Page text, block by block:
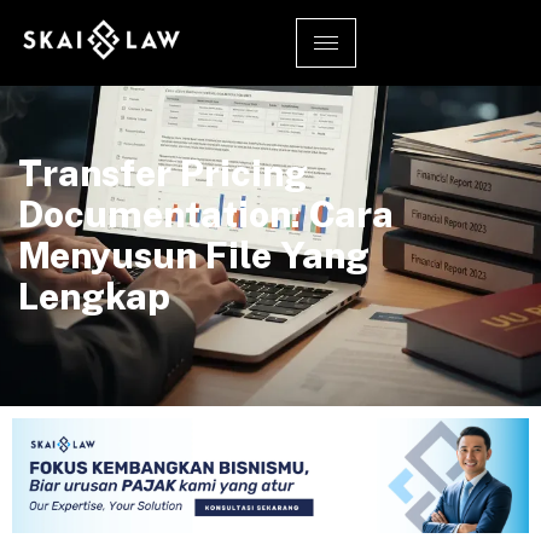
Transfer Pricing
Documentation: Cara
Menyusun File Yang
Lengkap